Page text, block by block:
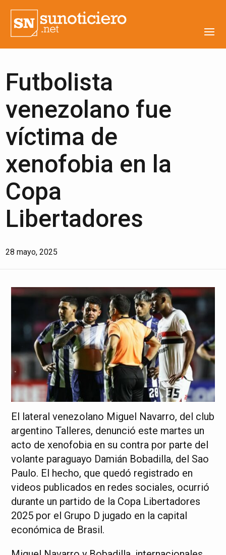
Futbolista
venezolano fue
víctima de
xenofobia en la
Copa
Libertadores
28 mayo, 2025
El lateral venezolano Miguel Navarro, del club
argentino Talleres, denunció este martes un
acto de xenofobia en su contra por parte del
volante paraguayo Damián Bobadilla, del Sao
Paulo. El hecho, que quedó registrado en
videos publicados en redes sociales, ocurrió
durante un partido de la Copa Libertadores
2025 por el Grupo D jugado en la capital
económica de Brasil.